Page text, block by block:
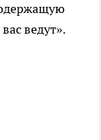
ведут».